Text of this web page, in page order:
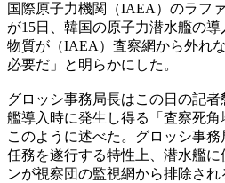
国際原子力機関（IAEA）のラフ
が15日、韓国の原子力潜水艦の
物質が（IAEA）査察網から外れ
必要だ」と明らかにした。
グロッシ事務局長はこの日の記
艦導入時に発生し得る「査察死
このように述べた。グロッシ事
任務を遂行する特性上、潜水艦
ンが視察団の監視網から排除さ